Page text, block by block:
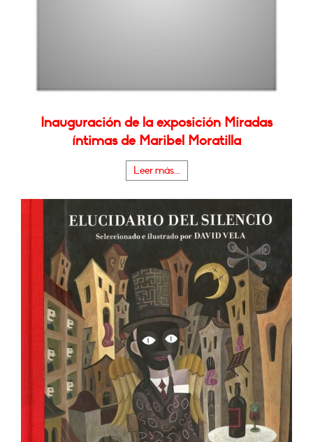
Inauguración de la exposición Miradas
íntimas de Maribel Moratilla
Leer más...